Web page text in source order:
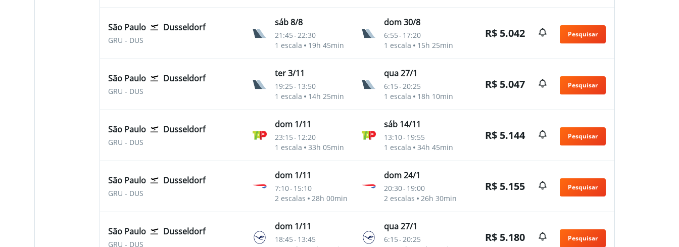
São Paulo Dusseldorf
GRU São Paulo-Guarulhos
- DUS Dusseldorf Düsseldorf Internacional
sáb 8/8
21:45-22:30
1 escala
19h 45min
dom 30/8
6:55- 17:20
1 escala
15h 25min
R$ 5.042 Pesquisar
São Paulo Dusseldorf
GRU São Paulo-Guarulhos
- DUS Dusseldorf Düsseldorf Internacional
ter 3/11
19:25- 13:50
1 escala
14h 25min
qua 27/1
6:15-20:25
1 escala
18h 10min
R$ 5.047 Pesquisar
São Paulo Dusseldorf
GRU São Paulo-Guarulhos
- DUS Dusseldorf Düsseldorf Internacional
dom 1/11
23:15- 12:20
1 escala
33h 05min
sáb 14/11
13:10- 19:55
1 escala
34h 45min
R$ 5.144 Pesquisar
São Paulo Dusseldorf
GRU São Paulo-Guarulhos
- DUS
dom 1/11
7:10- 15:10
2 escalas
28h 00min
dom 24/1
20:30- 19:00
2 escalas
26h 30min
R$ 5.155 Pesquisar
São Paulo Dusseldorf
GRU São Paulo-Guarulhos
- DUS Dusseldorf Düsseldorf Internacional
dom 1/11
18:45- 13:45
qua 27/1
6:15-20:25
R$ 5.180 Pesquisar